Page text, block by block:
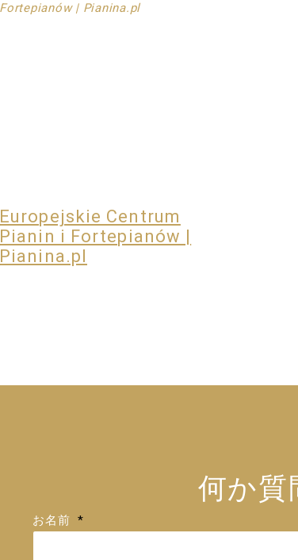
Europejskie Centrum
Pianin i Fortepianów |
Pianina.pl
何か質
お名前 *